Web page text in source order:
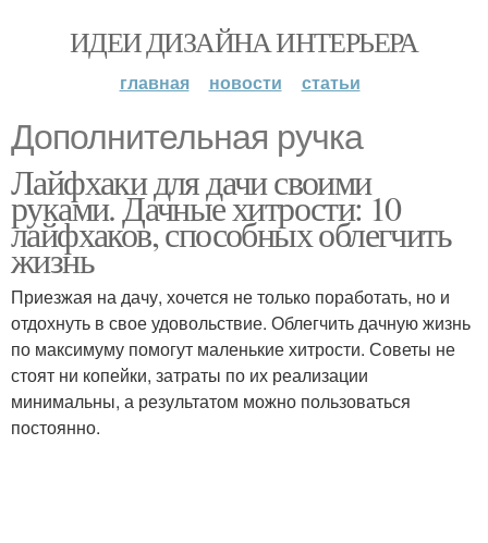
ИДЕИ ДИЗАЙНА ИНТЕРЬЕРА
главная новости статьи
Дополнительная ручка
Лайфхаки для дачи своими
руками. Дачные хитрости: 10
лайфхаков, способных облегчить
жизнь
Приезжая на дачу, хочется не только поработать, но и
отдохнуть в свое удовольствие. Облегчить дачную жизнь
по максимуму помогут маленькие хитрости. Советы не
стоят ни копейки, затраты по их реализации
минимальны, а результатом можно пользоваться
постоянно.